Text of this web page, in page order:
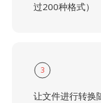
过200种格式）
3
让文件进行转换